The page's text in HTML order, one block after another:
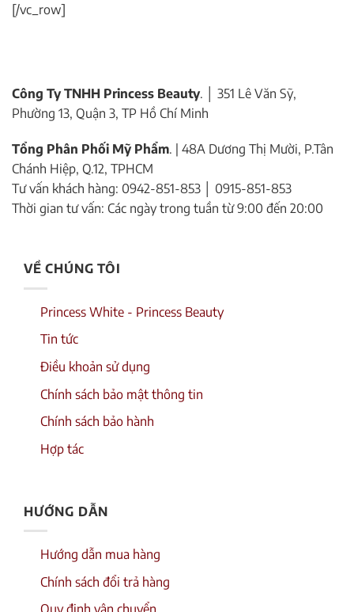
[/vc_row]
Công Ty TNHH Princess Beauty. │ 351 Lê Văn Sỹ,
Phường 13, Quận 3, TP Hồ Chí Minh
Tổng Phân Phối Mỹ Phẩm. | 48A Dương Thị Mười, P.Tân
Chánh Hiệp, Q.12, TPHCM
Tư vấn khách hàng: 0942-851-853 │ 0915-851-853
Thời gian tư vấn: Các ngày trong tuần từ 9:00 đến 20:00
VỀ CHÚNG TÔI
Princess White - Princess Beauty
Tin tức
Điều khoản sử dụng
Chính sách bảo mật thông tin
Chính sách bảo hành
Hợp tác
HƯỚNG DẪN
Hướng dẫn mua hàng
Chính sách đổi trả hàng